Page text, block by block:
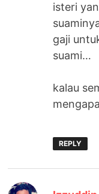
isteri
gaji
suami…
kalau
REPLY